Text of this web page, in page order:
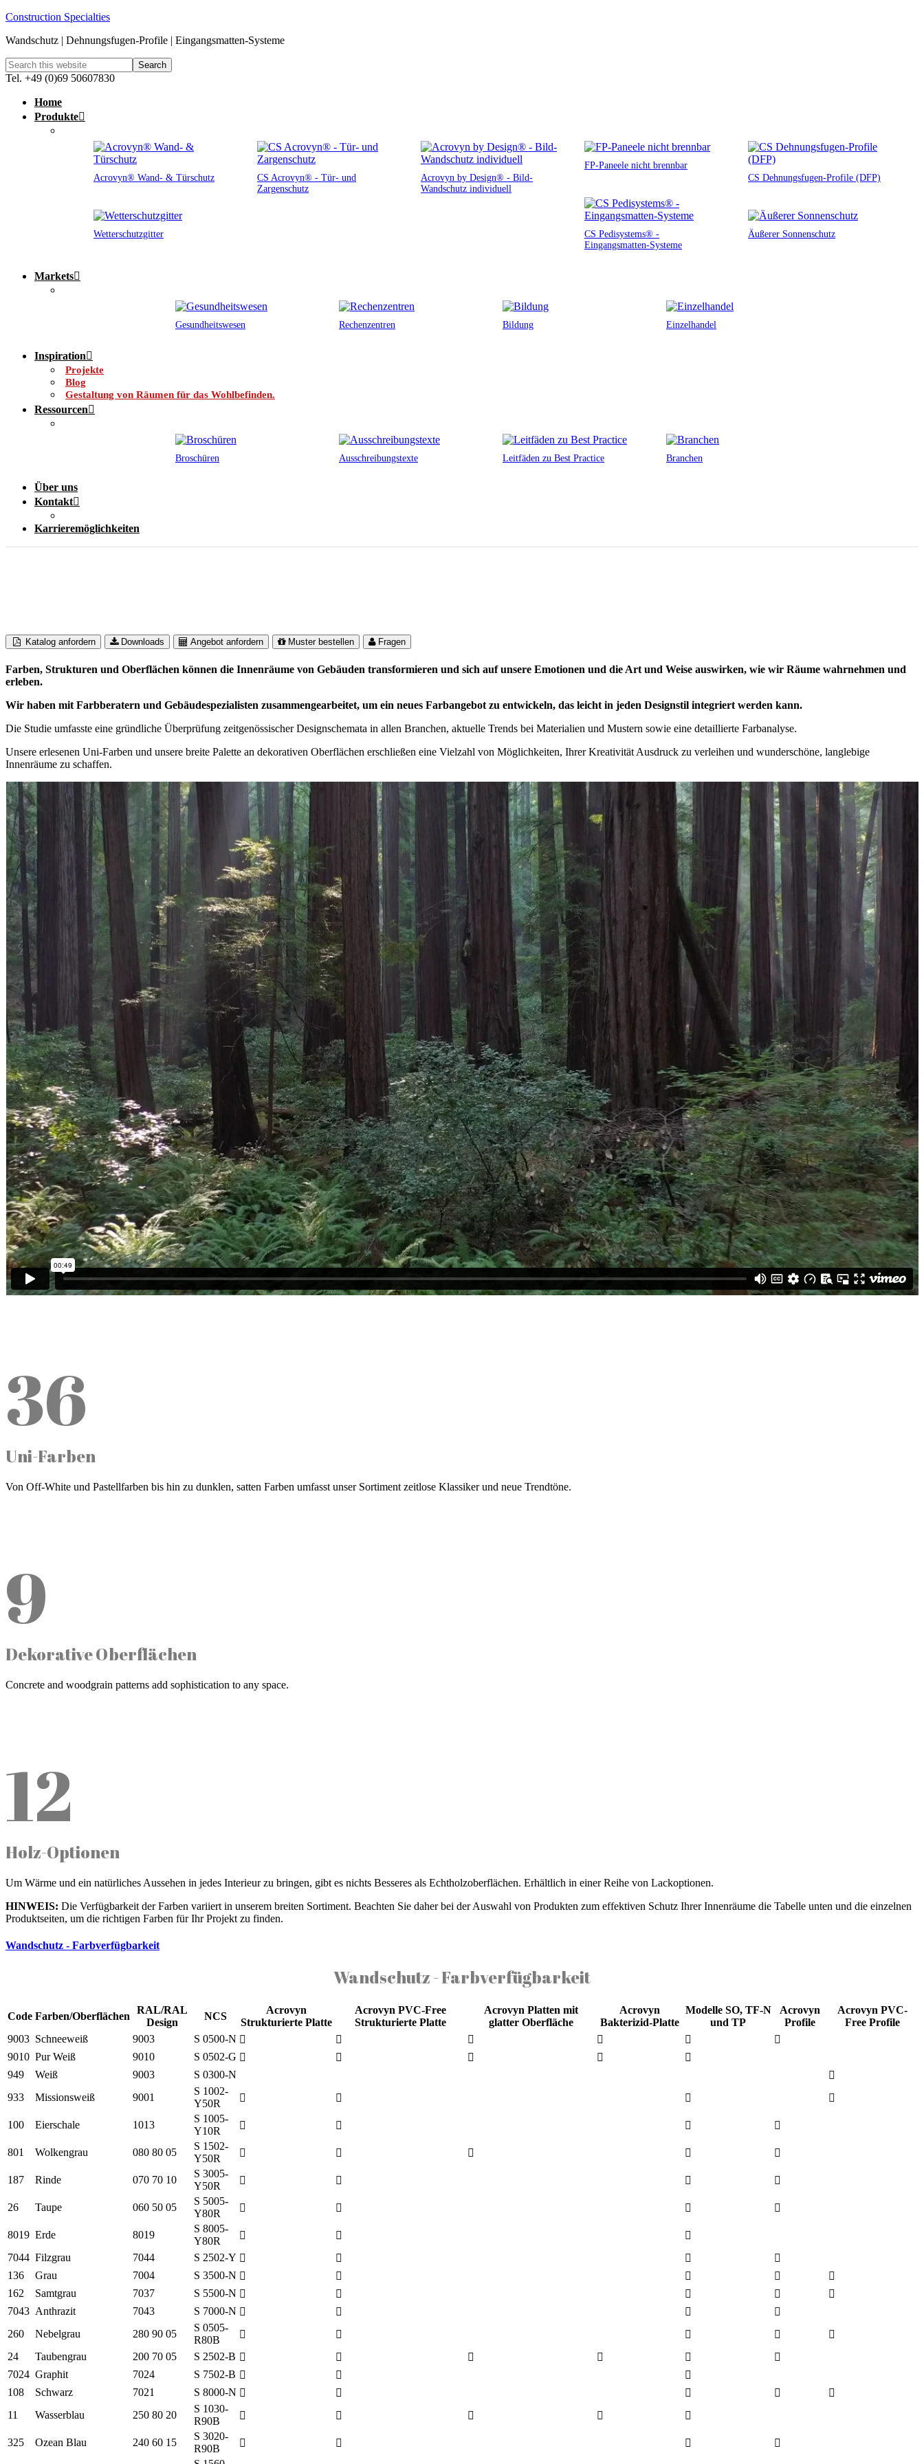
Construction Specialties
Wandschutz | Dehnungsfugen-Profile | Eingangsmatten-Systeme
Tel. +49 (0)69 50607830
Home
Produkte
Acrovyn® Wand- & Türschutz
CS Acrovyn® - Tür- und
Zargenschutz
Acrovyn by Design® - Bild-
Wandschutz individuell
FP-Paneele nicht brennbar
CS Dehnungsfugen-Profile (DFP)
CS Pedisystems® -
Eingangsmatten-Systeme
Wetterschutzgitter Äußerer Sonnenschutz
Markets
Gesundheitswesen Rechenzentren Bildung Einzelhandel
Inspiration
Projekte
Blog
Gestaltung von Räumen für das Wohlbefinden.
Ressourcen
Broschüren Ausschreibungstexte Leitfäden zu Best Practice Branchen
Über uns
Kontakt
Karrieremöglichkeiten
Katalog anfordern Downloads Angebot anfordern Muster bestellen Fragen
Farben, Strukturen und Oberflächen können die Innenräume von Gebäuden transformieren und sich auf unsere Emotionen und die Art und Weise auswirken, wie wir Räume wahrnehmen und
erleben.
Wir haben mit Farbberatern und Gebäudespezialisten zusammengearbeitet, um ein neues Farbangebot zu entwickeln, das leicht in jeden Designstil integriert werden kann.
Die Studie umfasste eine gründliche Überprüfung zeitgenössischer Designschemata in allen Branchen, aktuelle Trends bei Materialien und Mustern sowie eine detaillierte Farbanalyse.
Unsere erlesenen Uni-Farben und unsere breite Palette an dekorativen Oberflächen erschließen eine Vielzahl von Möglichkeiten, Ihrer Kreativität Ausdruck zu verleihen und wunderschöne, langlebige
Innenräume zu schaffen.
36
Uni-Farben
Von Off-White und Pastellfarben bis hin zu dunklen, satten Farben umfasst unser Sortiment zeitlose Klassiker und neue Trendtöne.
9
Dekorative Oberflächen
Concrete and woodgrain patterns add sophistication to any space.
12
Holz-Optionen
Um Wärme und ein natürliches Aussehen in jedes Interieur zu bringen, gibt es nichts Besseres als Echtholzoberflächen. Erhältlich in einer Reihe von Lackoptionen.
HINWEIS: Die Verfügbarkeit der Farben variiert in unserem breiten Sortiment. Beachten Sie daher bei der Auswahl von Produkten zum effektiven Schutz Ihrer Innenräume die Tabelle unten und die einzelnen
Produktseiten, um die richtigen Farben für Ihr Projekt zu finden.
Wandschutz - Farbverfügbarkeit
Wandschutz - Farbverfügbarkeit
Code Farben/Oberflächen
RAL/RAL
Design
NCS
Acrovyn
Strukturierte Platte
Acrovyn PVC-Free
Strukturierte Platte
Acrovyn Platten mit
glatter Oberfläche
Acrovyn
Bakterizid-Platte
Modelle SO, TF-N
und TP
Acrovyn
Profile
Acrovyn PVC-
Free Profile
9003 Schneeweiß 9003
S 0500-N
9010 Pur Weiß 9010
S 0502-G
949
Weiß 9003
S 0300-N
933
Missionsweiß 9001
S 1002-
Y50R
100
Eierschale 1013
S 1005-
Y10R
801
Wolkengrau 080 80 05
S 1502-
Y50R
187
Rinde 070 70 10
S 3005-
Y50R
26
Taupe 060 50 05
S 5005-
Y80R
8019 Erde 8019
S 8005-
Y80R
7044 Filzgrau 7044
S 2502-Y
136
Grau 7004
S 3500-N
162
Samtgrau 7037
S 5500-N
7043 Anthrazit 7043
S 7000-N
260
Nebelgrau 280 90 05
S 0505-
R80B
24
Taubengrau 200 70 05
S 2502-B
7024 Graphit 7024
S 7502-B
108
Schwarz 7021
S 8000-N
11
Wasserblau 250 80 20
S 1030-
R90B
325
Ozean Blau 240 60 15
S 3020-
R90B